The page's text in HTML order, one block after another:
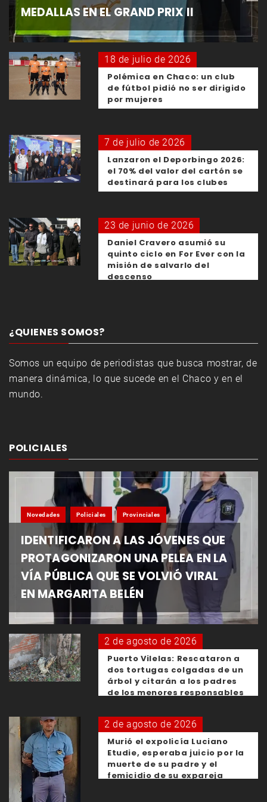
MEDALLAS EN EL GRAND PRIX II
18 de julio de 2026
Polémica en Chaco: un club
de fútbol pidió no ser dirigido
por mujeres
7 de julio de 2026
Lanzaron el Deporbingo 2026:
el 70% del valor del cartón se
destinará para los clubes
23 de junio de 2026
Daniel Cravero asumió su
quinto ciclo en For Ever con la
misión de salvarlo del
descenso
¿QUIENES SOMOS?
Somos un equipo de periodistas que busca mostrar, de
manera dinámica, lo que sucede en el Chaco y en el
mundo.
POLICIALES
Novedades Policiales Provinciales
IDENTIFICARON A LAS JÓVENES QUE
PROTAGONIZARON UNA PELEA EN LA
VÍA PÚBLICA QUE SE VOLVIÓ VIRAL
EN MARGARITA BELÉN
2 de agosto de 2026
Puerto Vilelas: Rescataron a
dos tortugas colgadas de un
árbol y citarán a los padres
de los menores responsables
2 de agosto de 2026
Murió el expolicía Luciano
Etudie, esperaba juicio por la
muerte de su padre y el
femicidio de su expareja